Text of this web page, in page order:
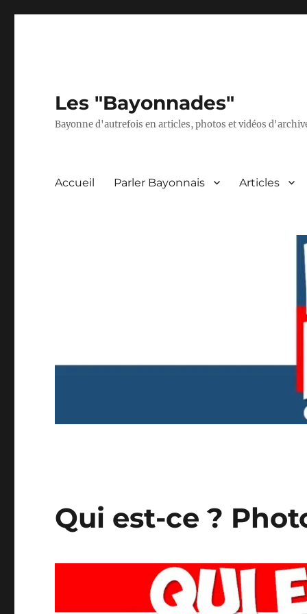
Les "Bayonnades"
Bayonne d'autrefois en articles, photos et vidéos
Accueil Parler Bayonnais Articles
Qui est-ce ?